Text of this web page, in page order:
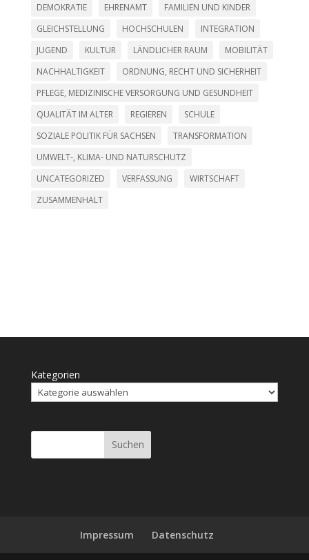
DEMOKRATIE
EHRENAMT
FAMILIEN UND KINDER
GLEICHSTELLUNG
HOCHSCHULEN
INTEGRATION
JUGEND
KULTUR LÄNDLICHER RAUM
MOBILITÄT
NACHHALTIGKEIT
ORDNUNG, RECHT UND SICHERHEIT
PFLEGE, MEDIZINISCHE VERSORGUNG UND GESUNDHEIT
QUALITÄT IM ALTER
REGIEREN
SCHULE
SOZIALE POLITIK FÜR SACHSEN
TRANSFORMATION
UMWELT-, KLIMA- UND NATURSCHUTZ
UNCATEGORIZED
VERFASSUNG
WIRTSCHAFT
ZUSAMMENHALT
Kategorien
Suchen
Impressum Daten­schutz